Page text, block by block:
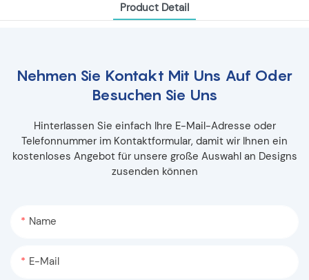
Product Detail
Nehmen Sie Kontakt Mit Uns Auf Oder
Besuchen Sie Uns
Hinterlassen Sie einfach Ihre E-Mail-Adresse oder
Telefonnummer im Kontaktformular, damit wir Ihnen ein
kostenloses Angebot für unsere große Auswahl an Designs
zusenden können
Name
E-Mail